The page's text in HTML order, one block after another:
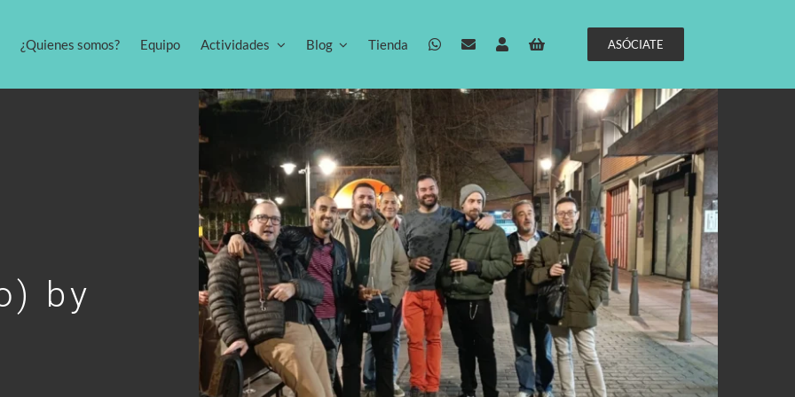
¿Quienes somos? Equipo Actividades Blog
Casa Rural «OHANA» (temática
Del 17 al 19 de abril disfrutamos de una
Casa Rural mágica con una boda en [...]
01 mayo 2026
Embalse de Urkulu
(Aretxabaleta) en «Senderismo
para Todes».
No podíamos pedir más, la lluvia aguantó,
la ruta fue cómoda, el entorno de foto y [...]
08 abril 2026
Tienda ASÓCIATE
by